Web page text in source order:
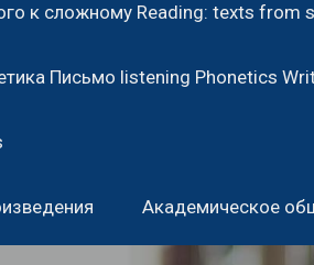
к сложному Reading: texts from
Письмо listening Phonetics
Академическое